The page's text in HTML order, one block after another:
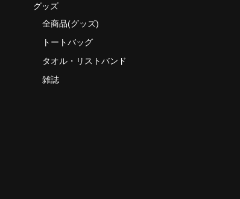
グッズ
全商品(グッズ)
トートバッグ
タオル・リストバンド
雑誌